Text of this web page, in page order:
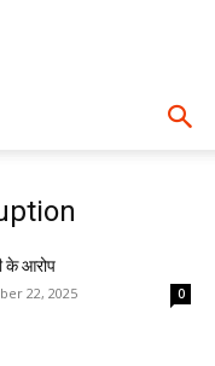
के आरोप
22, 2025 0